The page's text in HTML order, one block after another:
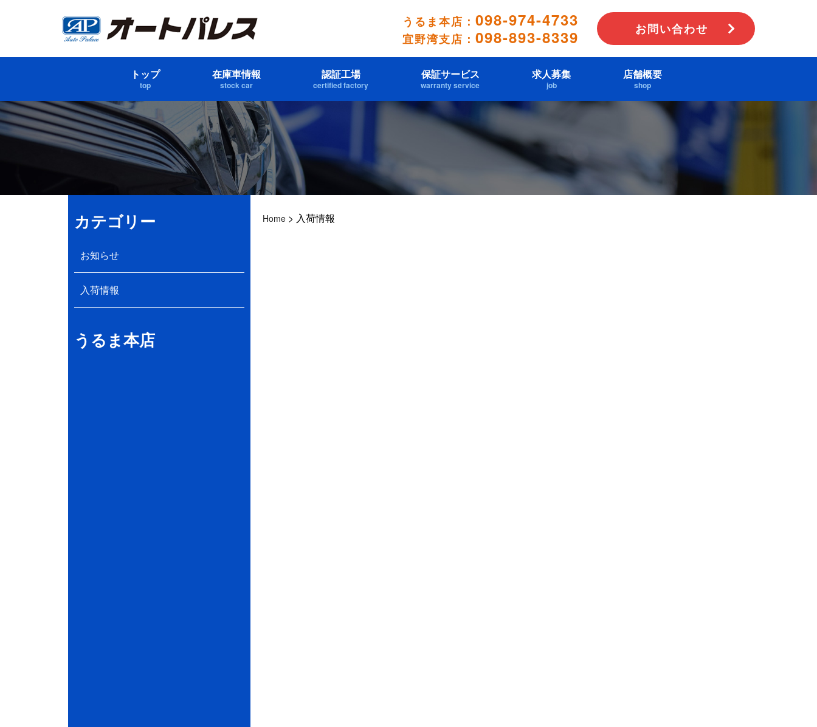
うるま本店： 098-974-4733
宜野湾支店： 098-893-8339 お問い合わせ
トップ
top
在庫車情報
stock car
認証工場
certified factory
保証サービス
warranty service
求人募集
job
店舗概要
shop
Home > 入荷情報
カテゴリー
お知らせ
入荷情報
うるま本店